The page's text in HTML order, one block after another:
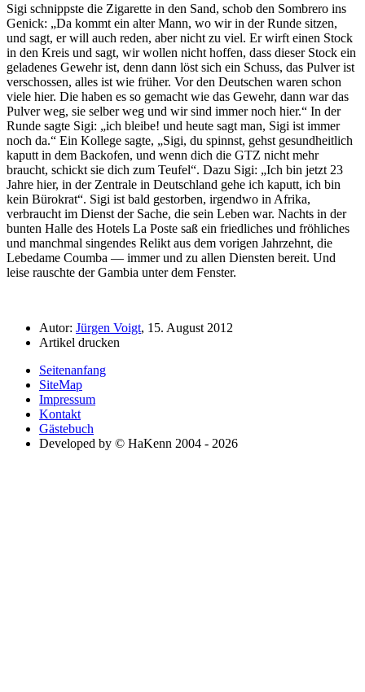
Sigi schnippste die Zigarette in den Sand, schob den Sombrero ins
Genick:
Da kommt ein alter Mann, wo wir in der Runde sitzen,
und sagt, er will auch reden, aber nicht zu viel. Er wirft einen Stock
in den Kreis und sagt, wir wollen nicht hoffen, dass dieser Stock ein
geladenes Gewehr ist, denn dann löst sich ein Schuss, das Pulver ist
verschossen, alles ist wie früher. Vor den Deutschen waren schon
viele hier. Die haben es so gemacht wie das Gewehr, dann war das
Pulver weg, sie selber weg und wir sind immer noch hier.
In der
Runde sagte Sigi:
ich bleibe! und heute sagt man, Sigi ist immer
noch da.
Ein Kollege sagte,
Sigi, du spinnst, gehst gesundheitlich
kaputt in dem Backofen, und wenn dich die GTZ nicht mehr
braucht, schickt sie dich zum Teufel . Dazu Sigi:
Ich bin jetzt 23
Jahre hier, in der Zentrale in Deutschland gehe ich kaputt, ich bin
kein Bürokrat . Sigi ist bald gestorben, irgendwo in Afrika,
verbraucht im Dienst der Sache, die sein Leben war. Nachts in der
bunten Halle des Hotels La Poste saß ein friedliches und fröhliches
und manchmal singendes Relikt aus dem vorigen Jahrzehnt, die
Lebedame Coumba — immer und zu allen Diensten bereit. Und
leise rauschte der Gambia unter dem Fenster.
Autor: Jürgen Voigt, 15. August 2012
Artikel drucken
Seitenanfang
SiteMap
Impressum
Kontakt
Gästebuch
Developed by © HaKenn 2004 - 2026